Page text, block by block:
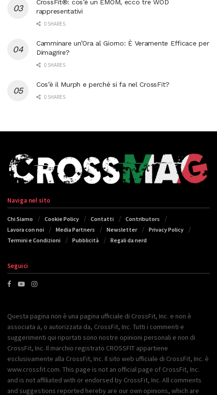
CrossFit®: cos’è un EMOM, ecco tre WOD
rappresentativi
0 SHARES
Camminare un’Ora al Giorno: È Veramente Efficace per
Dimagrire?
0 SHARES
Cos’è il Murph e perché si fa nel CrossFit?
0 SHARES
Naviga nel sito
Chi Siamo Cookie Policy Contatti
Contributors
Lavora con noi
Media Partners Newsletter
Privacy Policy
Termini e Condizioni
Pubblicità Regali da nerd
Seguici
Questa pagina non è una pagina ufficiale di CrossFit, Inc. e non è
associata a, o autorizzata da, CrossFit, Inc. Tutti i commenti e
suggerimenti qui riportati sono nostre opinioni personali e non di
CrossFit, Inc. Il marchio registrato CROSSFIT appartiene
esclusivamente alla CrossFit, Inc. Il sito web ufficiale di CrossFit, Inc. è
www.crossfit.com. This page is not an official page of CrossFit, Inc.
and is not affiliated with or endorsed by CrossFit, Inc. All comments
and suggestions reported hereby are our own opinions, which are